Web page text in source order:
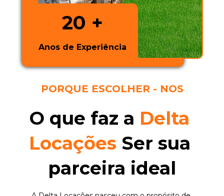
PORQUE ESCOLHER - NOS
O que faz a Delta
Locações Ser sua
parceira ideal
20 +
Anos de Experiência